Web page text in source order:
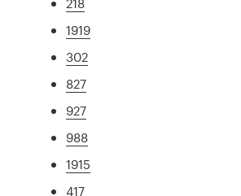
1919
302
827
927
988
1915
417